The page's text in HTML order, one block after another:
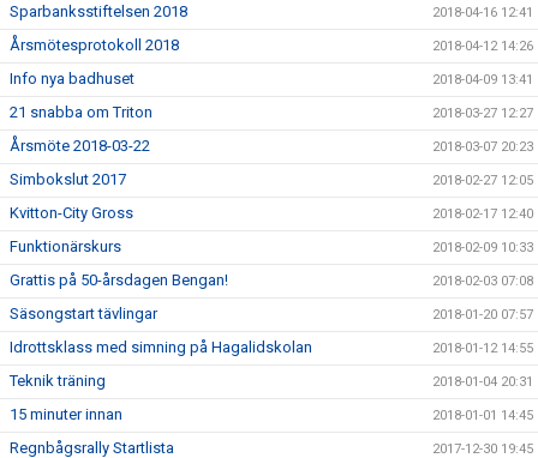
Sparbanksstiftelsen 2018 2018-04-16 12:41
Årsmötesprotokoll 2018 2018-04-12 14:26
Info nya badhuset 2018-04-09 13:41
21 snabba om Triton 2018-03-27 12:27
Årsmöte 2018-03-22 2018-03-07 20:23
Simbokslut 2017 2018-02-27 12:05
Kvitton-City Gross 2018-02-17 12:40
Funktionärskurs 2018-02-09 10:33
Grattis på 50-årsdagen Bengan! 2018-02-03 07:08
Säsongstart tävlingar 2018-01-20 07:57
Idrottsklass med simning på Hagalidskolan 2018-01-12 14:55
Teknik träning 2018-01-04 20:31
15 minuter innan 2018-01-01 14:45
Regnbågsrally Startlista 2017-12-30 19:45